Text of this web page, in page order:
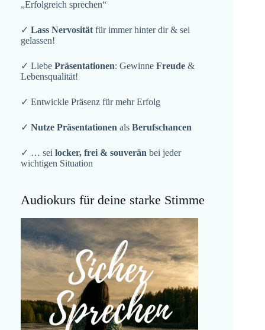
„Erfolgreich sprechen“
✓ Lass Nervositätfür immer hinter dir & sei
gelassen!
✓ Liebe Präsentationen: Gewinne Freude &
Lebensqualität!
✓ Entwickle Präsenz für mehr Erfolg
✓ Nutze Präsentationen als Berufschancen
✓ … sei locker, frei & souverän bei jeder
wichtigen Situation
Audiokurs für deine starke Stimme